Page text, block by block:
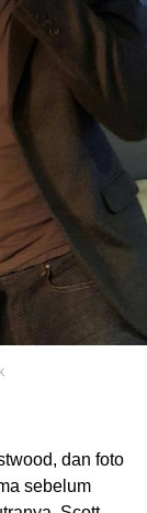
dan foto
sebelum